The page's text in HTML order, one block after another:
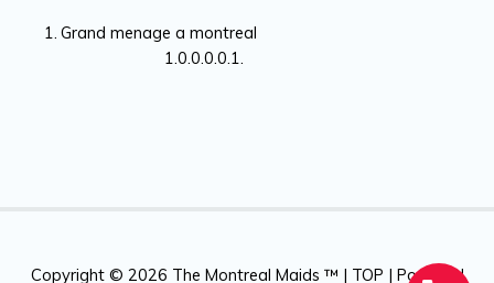
Grand menage a montreal
Copyright © 2026 The Montreal Maids ™ | TOP | Powered